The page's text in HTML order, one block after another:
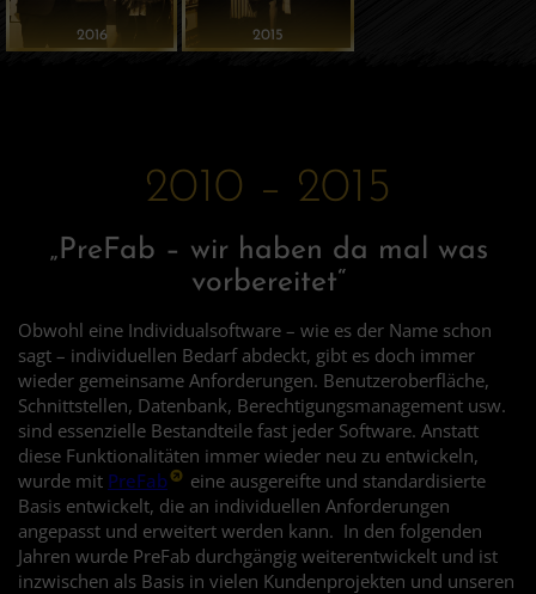
2016 2015
2010 – 2015
„PreFab – wir haben da mal was
vorbereitet“
Obwohl eine Individualsoftware – wie es der Name schon
sagt – individuellen Bedarf abdeckt, gibt es doch immer
wieder gemeinsame Anforderungen. Benutzeroberfläche,
Schnittstellen, Datenbank, Berechtigungsmanagement usw.
sind essenzielle Bestandteile fast jeder Software. Anstatt
diese Funktionalitäten immer wieder neu zu entwickeln,
wurde mit PreFab
eine ausgereifte und standardisierte
Basis entwickelt, die an individuellen Anforderungen
angepasst und erweitert werden kann. In den folgenden
Jahren wurde PreFab durchgängig weiterentwickelt und ist
inzwischen als Basis in vielen Kundenprojekten und unseren